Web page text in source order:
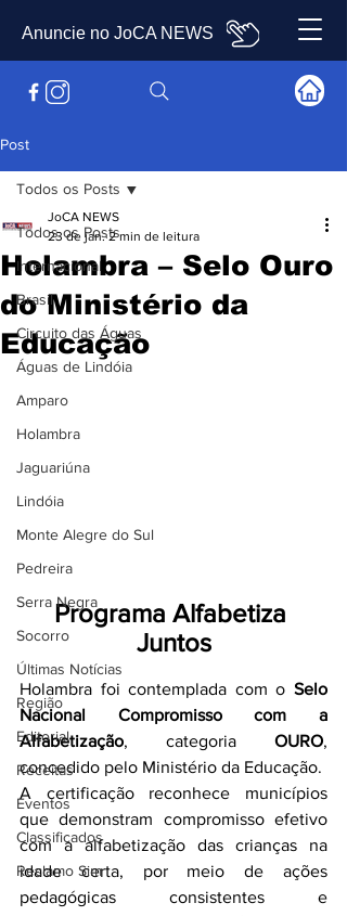
Anuncie no JoCA NEWS
Post
Todos os Posts
Internacional
Brasil
Circuito das Águas
Águas de Lindóia
Amparo
Holambra
Jaguariúna
Lindóia
Monte Alegre do Sul
Pedreira
Serra Negra
Socorro
Últimas Notícias
Região
Editorial
Receitas
Eventos
Classificados
Reclamo Sim
Todos os Posts
Holambra – Selo Ouro
do Ministério da
Educação
JoCA NEWS
23 de jan. 2 min de leitura
Programa Alfabetiza
Juntos
Holambra foi contemplada com o Selo
Nacional Compromisso com a
Alfabetização, categoria OURO,
concedido pelo Ministério da Educação.
A certificação reconhece municípios
que demonstram compromisso efetivo
com a alfabetização das crianças na
idade certa, por meio de ações
pedagógicas consistentes e